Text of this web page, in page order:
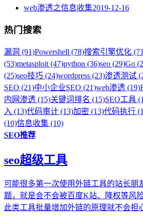
web渗透之信息收集2019-12-16
热门搜索
漏洞 (91)Powershell (78)搜索引擎优化
(53)metasploit (47)python (36)seo (29)Go
(25)seo技巧 (24)wordpress (23)渗透测试
SEO (21)中小企业SEO (21)web渗透 (19)
内网渗透 (15)关键词排名 (15)SEO工具
入 (13)代码审计 (13)加密 (13)代码执行
(10)信息收集 (10)
SEO推荐
seo超级工具
可能很多第一次使用外链工具的站长朋
题，就是会不会被百度K站、降权等风
此类工具批量增加外链的原理就不会担